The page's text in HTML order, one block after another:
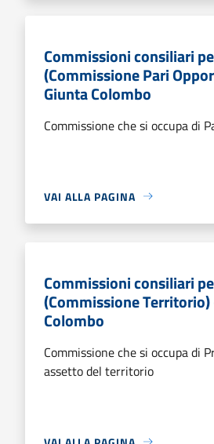
Commissioni consiliari
(Commissione Pari
Giunta Colombo
Commissione che si occupa di
VAI ALLA PAGINA
Commissioni consiliari
(Commissione
Colombo
Commissione che si occupa di
assetto del territorio